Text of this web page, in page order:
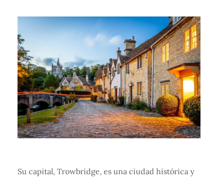
Su capital, Trowbridge, es una ciudad histórica y